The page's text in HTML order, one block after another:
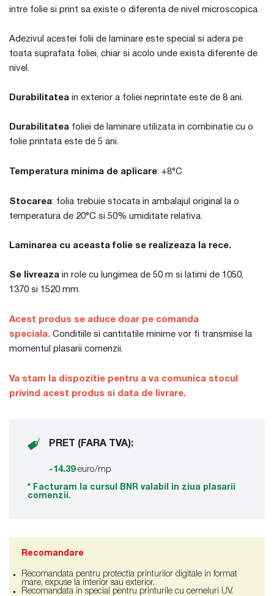
intre folie si print sa existe o diferenta de nivel microscopica.
Adezivul acestei folii de laminare este special si adera pe
toata suprafata foliei, chiar si acolo unde exista diferente de
nivel.
Durabilitatea in exterior a foliei neprintate este de 8 ani.
Durabilitatea foliei de laminare utilizata in combinatie cu o
folie printata este de 5 ani.
Temperatura minima de aplicare: +8°C
Stocarea: folia trebuie stocata in ambalajul original la o
temperatura de 20°C si 50% umiditate relativa.
Laminarea cu aceasta folie se realizeaza la rece.
Se livreaza in role cu lungimea de 50 m si latimi de 1050,
1370 si 1520 mm.
Acest produs se aduce doar pe comanda
speciala. Conditiile si cantitatile minime vor fi transmise la
momentul plasarii comenzii.
Va stam la dispozitie pentru a va comunica stocul
privind acest produs si data de livrare.
PRET (FARA TVA):
-14.39 euro/mp
* Facturam la cursul BNR valabil in ziua plasarii
comenzii.
Recomandare
Recomandata pentru protectia printurilor digitale in format
mare, expuse la interior sau exterior.
Recomandata in special pentru printurile cu cerneluri UV.